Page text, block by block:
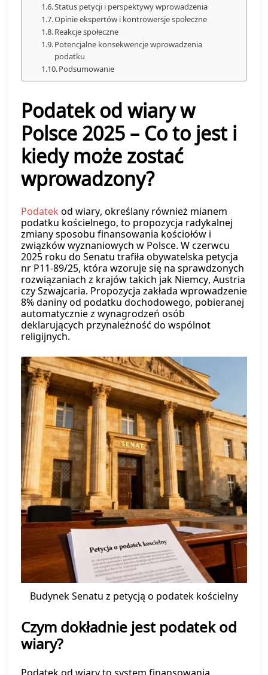
Status petycji i perspektywy wprowadzenia
Opinie ekspertów i kontrowersje społeczne
Reakcje społeczne
Potencjalne konsekwencje wprowadzenia
podatku
Podsumowanie
Podatek od wiary w
Polsce 2025 – Co to jest i
kiedy może zostać
wprowadzony?
Podatek od wiary, określany również mianem
podatku kościelnego, to propozycja radykalnej
zmiany sposobu finansowania kościołów i
związków wyznaniowych w Polsce. W czerwcu
2025 roku do Senatu trafiła obywatelska petycja
nr P11-89/25, która wzoruje się na sprawdzonych
rozwiązaniach z krajów takich jak Niemcy, Austria
czy Szwajcaria. Propozycja zakłada wprowadzenie
8% daniny od podatku dochodowego, pobieranej
automatycznie z wynagrodzeń osób
deklarujących przynależność do wspólnot
religijnych.
Budynek Senatu z petycją o podatek kościelny
Czym dokładnie jest podatek od
wiary?